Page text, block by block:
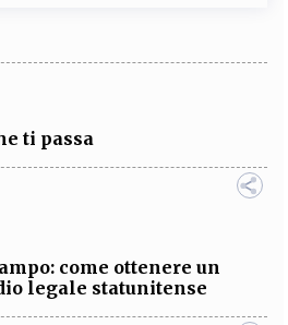
ti passa
come ottenere un
legale statunitense